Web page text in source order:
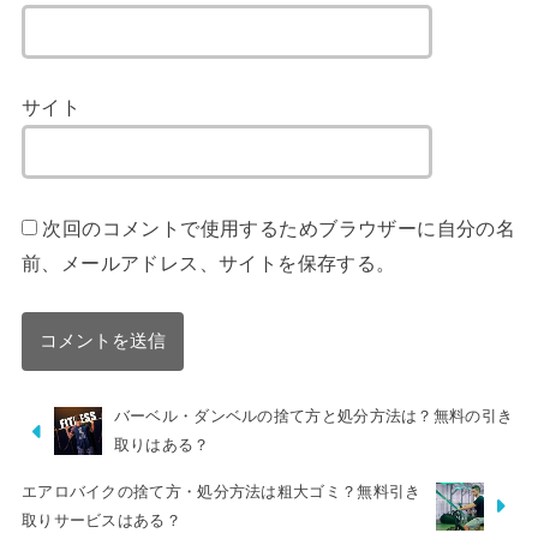
サイト
次回のコメントで使用するためブラウザーに自分の名
前、メールアドレス、サイトを保存する。
バーベル・ダンベルの捨て方と処分方法は？無料の引き
取りはある？
エアロバイクの捨て方・処分方法は粗大ゴミ？無料引き
取りサービスはある？